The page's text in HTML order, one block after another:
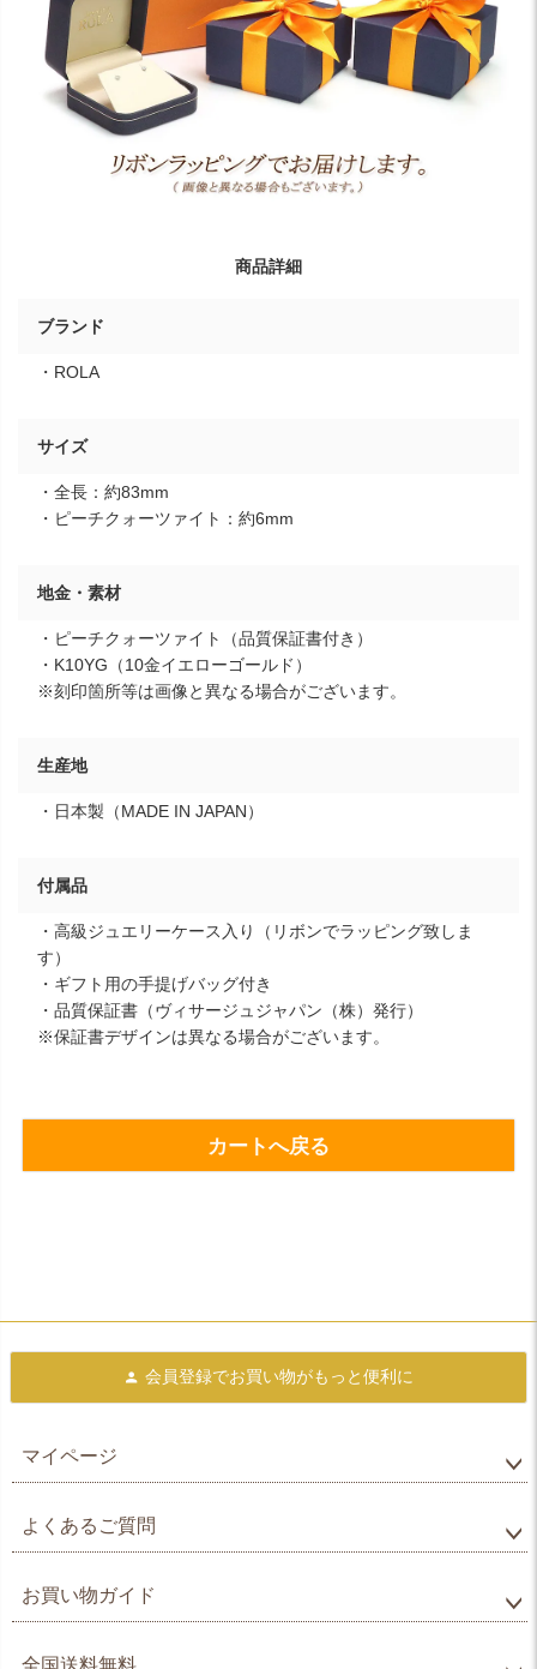
商品詳細
ブランド
・ROLA
サイズ
・全長：約83mm
・ピーチクォーツァイト：約6mm
地金・素材
・ピーチクォーツァイト（品質保証書付き）
・K10YG（10金イエローゴールド）
※刻印箇所等は画像と異なる場合がございます。
生産地
・日本製（MADE IN JAPAN）
付属品
・高級ジュエリーケース入り（リボンでラッピング致しま
す）
・ギフト用の手提げバッグ付き
・品質保証書（ヴィサージュジャパン（株）発行）
※保証書デザインは異なる場合がございます。
カートへ戻る
会員登録でお買い物がもっと便利に
マイページ
よくあるご質問
お買い物ガイド
全国送料無料